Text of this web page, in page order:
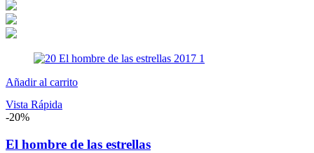
Añadir al carrito
Vista Rápida
-20%
El hombre de las estrellas